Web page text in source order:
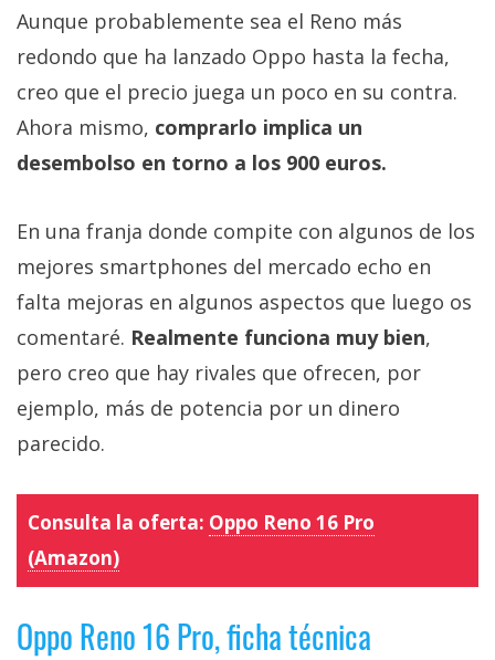
Aunque probablemente sea el Reno más
redondo que ha lanzado Oppo hasta la fecha,
creo que el precio juega un poco en su contra.
Ahora mismo, comprarlo implica un
desembolso en torno a los 900 euros.
En una franja donde compite con algunos de los
mejores smartphones del mercado echo en
falta mejoras en algunos aspectos que luego os
comentaré. Realmente funciona muy bien,
pero creo que hay rivales que ofrecen, por
ejemplo, más de potencia por un dinero
parecido.
Consulta la oferta: Oppo Reno 16 Pro
(Amazon)
Oppo Reno 16 Pro, ficha técnica